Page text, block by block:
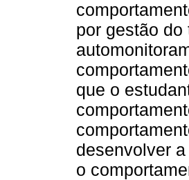
por gestão
que o
desenvolver
o